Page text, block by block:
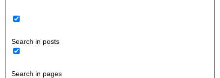
Search in posts
Search in pages